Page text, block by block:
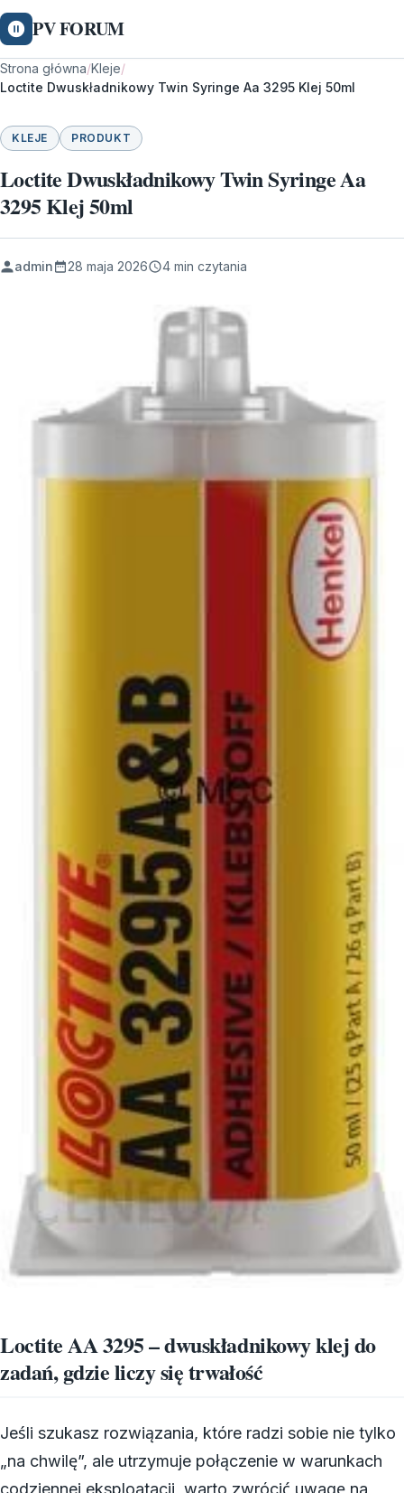
PV FORUM
Strona główna/Kleje/
Loctite Dwuskładnikowy Twin Syringe Aa 3295 Klej 50ml
KLEJE PRODUKT
Loctite Dwuskładnikowy Twin Syringe Aa
3295 Klej 50ml
admin 28 maja 2026 4 min czytania
Loctite AA 3295 – dwuskładnikowy klej do
zadań, gdzie liczy się trwałość
Jeśli szukasz rozwiązania, które radzi sobie nie tylko
„na chwilę”, ale utrzymuje połączenie w warunkach
codziennej eksploatacji, warto zwrócić uwagę na